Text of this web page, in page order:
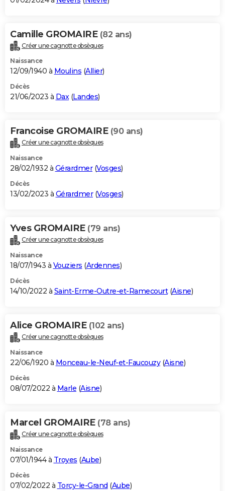
Camille GROMAIRE (82 ans)
Créer une cagnotte obsèques
Naissance
12/09/1940 à Moulins (Allier)
Décès
21/06/2023 à Dax(Landes)
Francoise GROMAIRE (90 ans)
Créer une cagnotte obsèques
Naissance
28/02/1932 à Gérardmer(Vosges)
Décès
13/02/2023 à Gérardmer(Vosges)
Yves GROMAIRE (79 ans)
Créer une cagnotte obsèques
Naissance
18/07/1943 à Vouziers (Ardennes)
Décès
14/10/2022 à Saint-Erme-Outre-et-Ramecourt(Aisne)
Alice GROMAIRE (102 ans)
Créer une cagnotte obsèques
Naissance
22/06/1920 à Monceau-le-Neuf-et-Faucouzy(Aisne)
Décès
08/07/2022 à Marle (Aisne)
Marcel GROMAIRE (78 ans)
Créer une cagnotte obsèques
Naissance
07/01/1944 à Troyes (Aube)
Décès
07/02/2022 à Torcy-le-Grand (Aube)